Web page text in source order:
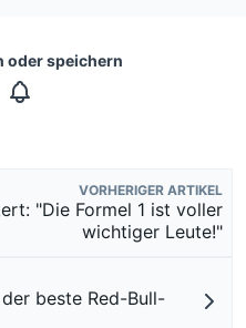
oder speichern
VORHERIGER ARTIKEL
"Die Formel 1 ist voller
wichtiger Leute!"
beste Red-Bull-